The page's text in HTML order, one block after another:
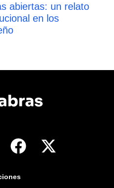
abiertas: un relato
en los